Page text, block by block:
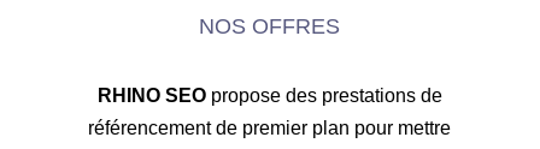
NOS OFFRES
RHINO SEOpropose des prestations de
référencement de premier plan pour mettre